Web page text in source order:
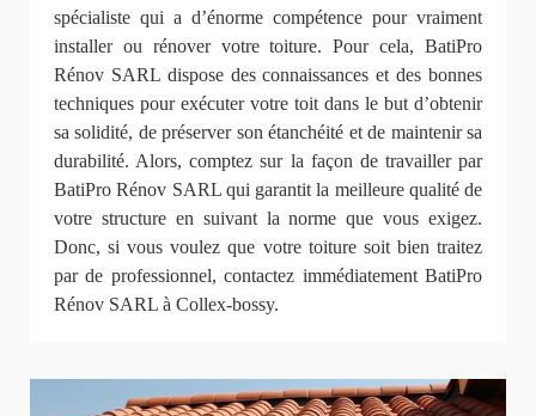
spécialiste qui a d’énorme compétence pour vraiment
installer ou rénover votre toiture. Pour cela, BatiPro
Rénov SARL dispose des connaissances et des bonnes
techniques pour exécuter votre toit dans le but d’obtenir
sa solidité, de préserver son étanchéité et de maintenir sa
durabilité. Alors, comptez sur la façon de travailler par
BatiPro Rénov SARL qui garantit la meilleure qualité de
votre structure en suivant la norme que vous exigez.
Donc, si vous voulez que votre toiture soit bien traitez
par de professionnel, contactez immédiatement BatiPro
Rénov SARL à Collex-bossy.